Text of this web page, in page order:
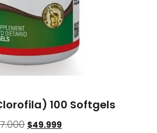
100 Softgels
$49.999